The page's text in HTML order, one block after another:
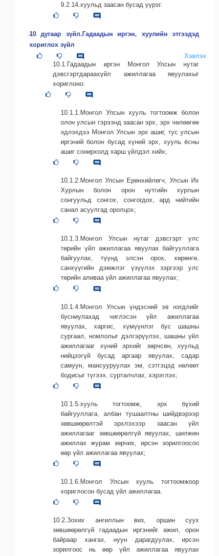
9.2.14.хуульд заасан бусад үүрэг.
10 дугаар зүйл.Гадаадын иргэн, хуулийн этгээдэд
хориглох зүйл
Хэвлэх
10.1.Гадаадын иргэн Монгол Улсын нутаг
дэвсгэртдараахүйл ажиллагаа явуулахыг
хориглоно:
10.1.1.Монгол Улсын хууль тогтоомж болон
олон улсын гэрээнд заасан эрх, эрх чөлөөгөө
эдлэхдээ Монгол Улсын эрх ашиг, тус улсын
иргэний болон бусад хүний эрх, хууль ёсны
ашиг сонирхолд харш үйлдэл хийх;
10.1.2.Монгол Улсын Ерөнхийлөгч, Улсын Их
Хурлын болон орон нутгийн хурлын
сонгуульд сонгох, сонгогдох, ард нийтийн
санал асуулгад оролцох;
10.1.3.Монгол Улсын нутаг дэвсгэрт улс
төрийн үйл ажиллагаа явуулах байгууллага
байгуулах, түүнд элсэн орох, хөрөнгө,
санхүүгийн дэмжлэг үзүүлэх зэргээр улс
төрийн аливаа үйл ажиллагаа явуулах;
10.1.4.Монгол Улсын үндэсний эв нэгдлийг
бусниулахад чиглэсэн үйл ажиллагаа
явуулах, харгис, хүмүүнлэг бус шашны
сургаал, номлолыг дэлгэрүүлэх, шашны үйл
ажиллагааг хүний эрхийг зөрчсөн, хуульд
нийцээгүй бусад аргаар явуулах, садар
самуун, мансууруулах эм, сэтгэцэд нөлөөт
бодисыг түгээх, сурталчлах, хэрэглэх;
10.1.5.хууль тогтоомж, эрх бүхий
байгууллага, албан тушаалтны шийдвэрээр
зөвшөөрөлтэй эрхлэхээр заасан үйл
ажиллагааг зөвшөөрөлгүй явуулах, шилжин
ажиллах журам зөрчих, ирсэн зорилгоосоо
өөр үйл ажиллагаа явуулах;
10.1.6.Монгол Улсын хууль тогтоомжоор
хориглосон бусад үйл ажиллагаа.
10.2.Зохих ангиллын виз, оршин суух
зөвшөөрөлгүй гадаадын иргэнийг ажил, орон
байраар хангах, нуун дарагдуулах, ирсэн
зорилгоос нь өөр үйл ажиллагаа явуулах